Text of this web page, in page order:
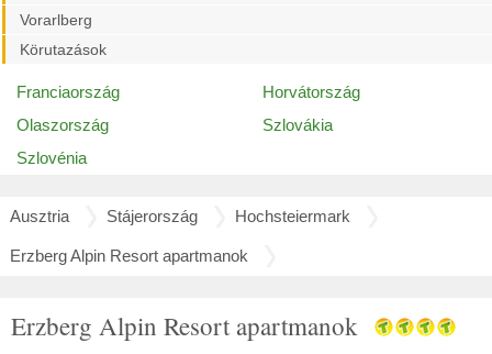
Vorarlberg
Körutazások
Franciaország
Horvátország
Olaszország
Szlovákia
Szlovénia
Ausztria Stájerország Hochsteiermark
Erzberg Alpin Resort apartmanok
Erzberg Alpin Resort apartmanok